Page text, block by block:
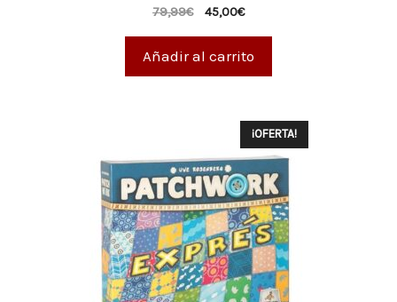
0
d
79,99€ 45,00€
Añadir al carrito
¡OFERTA!